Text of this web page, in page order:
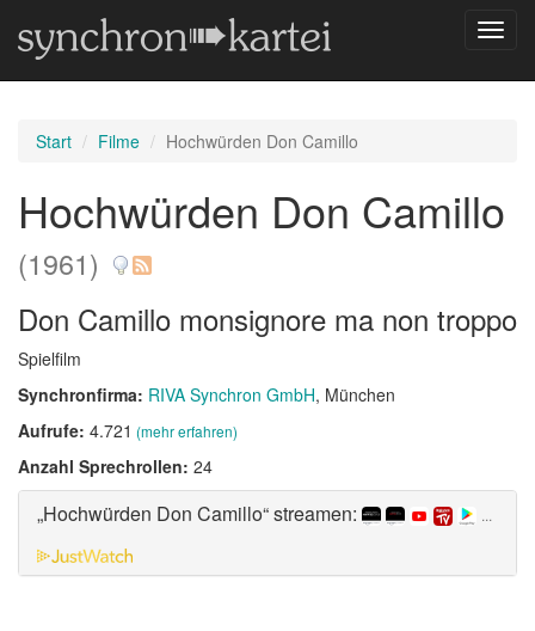
Start Filme Hochwürden Don Camillo
Hochwürden Don Camillo
(1961)
Don Camillo monsignore ma non troppo
Spielfilm
Synchronfirma: RIVA Synchron GmbH, München
Aufrufe: 4.721 (mehr erfahren)
Anzahl Sprechrollen: 24
„Hochwürden Don Camillo“ streamen: ...